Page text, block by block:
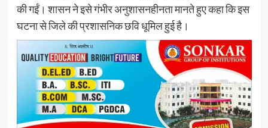
की गईं। शासन ने इसे गंभीर अनुशासनहीनता मानते हुए कहा कि इस
घटना से जिले की प्रशासनिक छवि धूमिल हुई है।